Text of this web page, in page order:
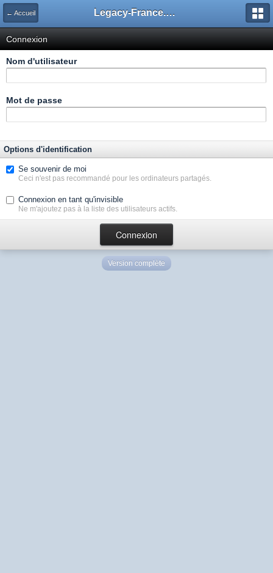
← Accueil Legacy-France.org - Forum
Connexion
Nom d'utilisateur
Mot de passe
Options d'identification
Se souvenir de moi
Ceci n'est pas recommandé pour les ordinateurs partagés.
Connexion en tant qu'invisible
Ne m'ajoutez pas à la liste des utilisateurs actifs.
Version complète